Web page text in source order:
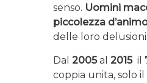
senso. Uomini
piccolezza
delle loro
Dal 2005al 2015il
coppia unita, solo il